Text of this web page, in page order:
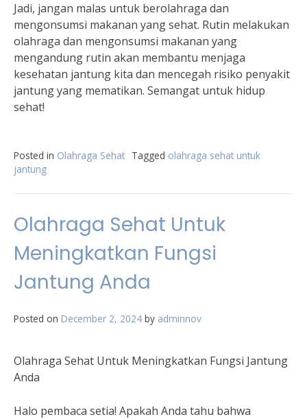
Jadi, jangan malas untuk berolahraga dan
mengonsumsi makanan yang sehat. Rutin melakukan
olahraga dan mengonsumsi makanan yang
mengandung rutin akan membantu menjaga
kesehatan jantung kita dan mencegah risiko penyakit
jantung yang mematikan. Semangat untuk hidup
sehat!
Posted in Olahraga Sehat Tagged olahraga sehat untuk
jantung
Olahraga Sehat Untuk
Meningkatkan Fungsi
Jantung Anda
Posted on December 2, 2024 by adminnov
Olahraga Sehat Untuk Meningkatkan Fungsi Jantung
Anda
Halo pembaca setia! Apakah Anda tahu bahwa